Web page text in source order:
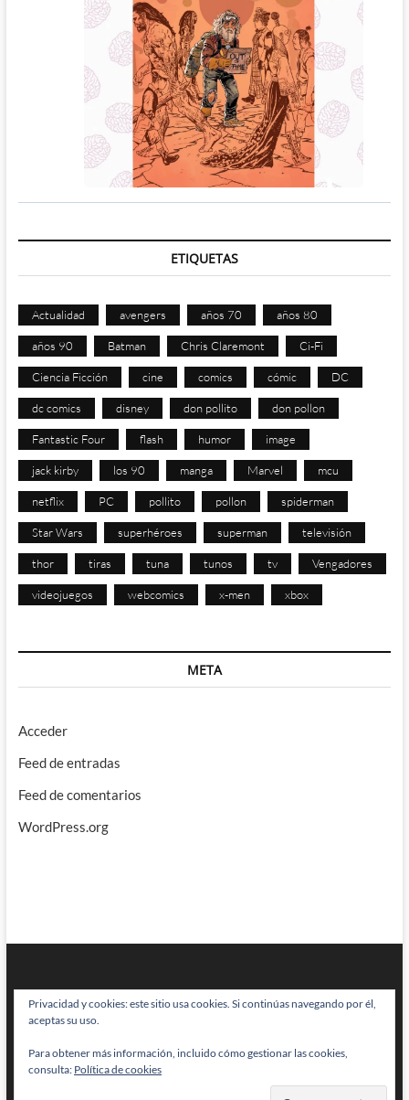
ETIQUETAS
Actualidad avengers años 70 años 80
años 90 Batman Chris Claremont Ci-Fi
Ciencia Ficción cine comics cómic DC
dc comics disney don pollito don pollon
Fantastic Four flash humor image
jack kirby los 90 manga Marvel mcu
netflix PC pollito pollon spiderman
Star Wars superhéroes superman televisión
thor tiras tuna tunos tv Vengadores
videojuegos webcomics x-men xbox
META
Acceder
Feed de entradas
Feed de comentarios
WordPress.org
BRAINSTOMPING| Diseñado por:Theme Freesia|WordPress| © Todos
los derechos reservados
Privacidad y cookies: este sitio usa cookies. Si continúas navegando por él,
aceptas su uso.
Para obtener más información, incluido cómo gestionar las cookies,
consulta: Política de cookies